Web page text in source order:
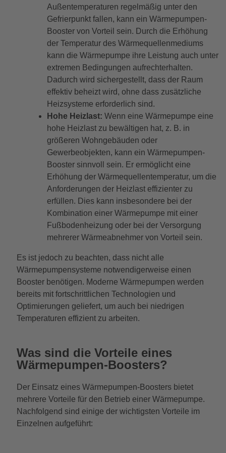
Außentemperaturen regelmäßig unter den
Gefrierpunkt fallen, kann ein Wärmepumpen-
Booster von Vorteil sein. Durch die Erhöhung
der Temperatur des Wärmequellenmediums
kann die Wärmepumpe ihre Leistung auch unter
extremen Bedingungen aufrechterhalten.
Dadurch wird sichergestellt, dass der Raum
effektiv beheizt wird, ohne dass zusätzliche
Heizsysteme erforderlich sind.
Hohe Heizlast: Wenn eine Wärmepumpe eine
hohe Heizlast zu bewältigen hat, z. B. in
größeren Wohngebäuden oder
Gewerbeobjekten, kann ein Wärmepumpen-
Booster sinnvoll sein. Er ermöglicht eine
Erhöhung der Wärmequellentemperatur, um die
Anforderungen der Heizlast effizienter zu
erfüllen. Dies kann insbesondere bei der
Kombination einer Wärmepumpe mit einer
Fußbodenheizung oder bei der Versorgung
mehrerer Wärmeabnehmer von Vorteil sein.
Es ist jedoch zu beachten, dass nicht alle
Wärmepumpensysteme notwendigerweise einen
Booster benötigen. Moderne Wärmepumpen werden
bereits mit fortschrittlichen Technologien und
Optimierungen geliefert, um auch bei niedrigen
Temperaturen effizient zu arbeiten.
Was sind die Vorteile eines
Wärmepumpen-Boosters?
Der Einsatz eines Wärmepumpen-Boosters bietet
mehrere Vorteile für den Betrieb einer Wärmepumpe.
Nachfolgend sind einige der wichtigsten Vorteile im
Einzelnen aufgeführt: